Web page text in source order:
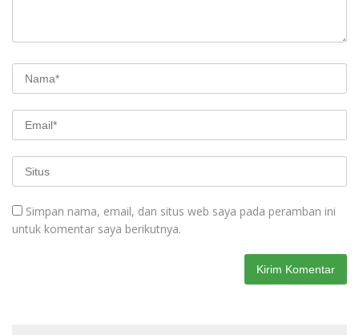
Simpan nama, email, dan situs web saya pada peramban ini
untuk komentar saya berikutnya.